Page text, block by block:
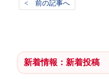
< 前の記事へ
新着情報：新着投稿